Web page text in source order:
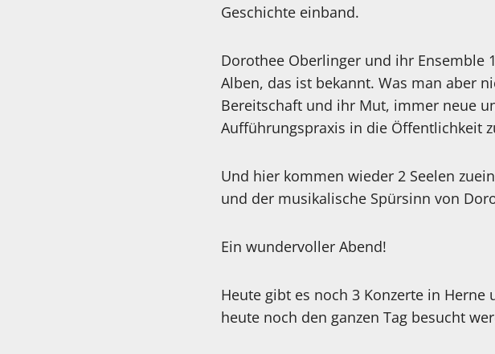
Geschichte einband.
Dorothee Oberlinger und ihr Ensemble
Alben, das ist bekannt. Was man aber
Bereitschaft und ihr Mut, immer neue
Aufführungspraxis in die Öffentlichkeit
Und hier kommen wieder 2 Seelen
und der musikalische Spürsinn von
Ein wundervoller Abend!
Heute gibt es noch 3 Konzerte in
heute noch den ganzen Tag besucht